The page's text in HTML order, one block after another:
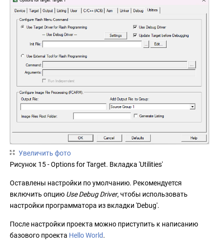
Увеличить фото
Рисунок 15 - Options for Target. Вкладка 'Utilities'
Оставлены настройки по умолчанию. Рекомендуется
включить опцию Use Debug Driver, чтобы использовать
настройки программатора из вкладки 'Debug'.
После настройки проекта можно приступить к написанию
базового проекта Hello World.